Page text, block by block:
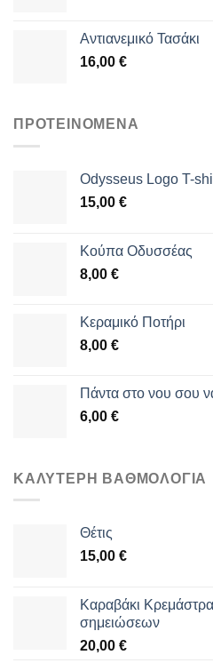
Αντιανεμικό Τασάκι
16,00 €
ΠΡΟΤΕΙΝΌΜΕΝΑ
Odysseus Logo T-
15,00 €
Κούπα Οδυσσέας
8,00 €
Κεραμικό Ποτήρι
8,00 €
Πάντα στο νου σου
6,00 €
ΚΑΛΎΤΕΡΗ ΒΑΘΜΟΛΌΓΙΑ
Θέτις
15,00 €
Καραβάκι
σημειώσεων
20,00 €